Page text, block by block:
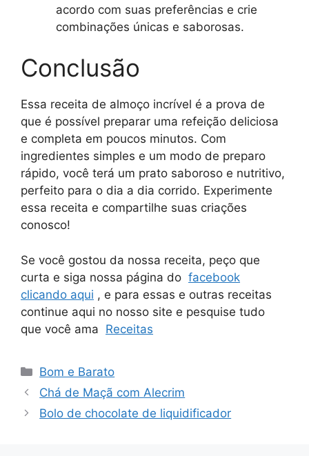
acordo com suas preferências e crie
combinações únicas e saborosas.
Conclusão
Essa receita de almoço incrível é a prova de
que é possível preparar uma refeição deliciosa
e completa em poucos minutos. Com
ingredientes simples e um modo de preparo
rápido, você terá um prato saboroso e nutritivo,
perfeito para o dia a dia corrido. Experimente
essa receita e compartilhe suas criações
conosco!
Se você gostou da nossa receita, peço que
curta e siga nossa página do facebook
clicando aqui , e para essas e outras receitas
continue aqui no nosso site e pesquise tudo
que você ama Receitas
Categorias
Bom e Barato
Chá de Maçã com Alecrim
Bolo de chocolate de liquidificador